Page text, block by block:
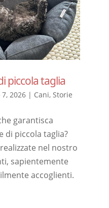
piccola taglia
7, 2026 | Cani,Storie
garantisca
di piccola taglia?
nel nostro
sapientemente
accoglienti.